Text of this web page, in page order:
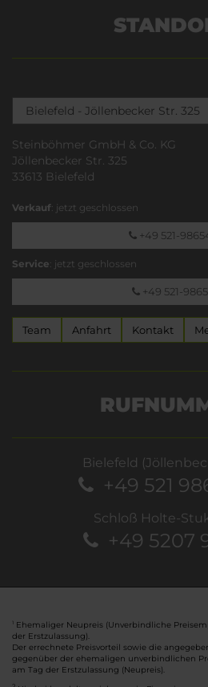
Steinböhmer GmbH & Co. KG
Jöllenbecker Str. 325
33613 Bielefeld
Verkauf: jetzt geschlossen
+49 521-
Service: jetzt geschlossen
+49 521-
Team Anfahrt Kontakt
Bielefeld
+49 521
Schloß Holte-
+49 5207
Ehemaliger Neupreis (Unverbindliche
der Erstzulassung).
Der errechnete Preisvorteil sowie die
gegenüber der ehemaligen unverbindlichen
am Tag der Erstzulassung (Neupreis).